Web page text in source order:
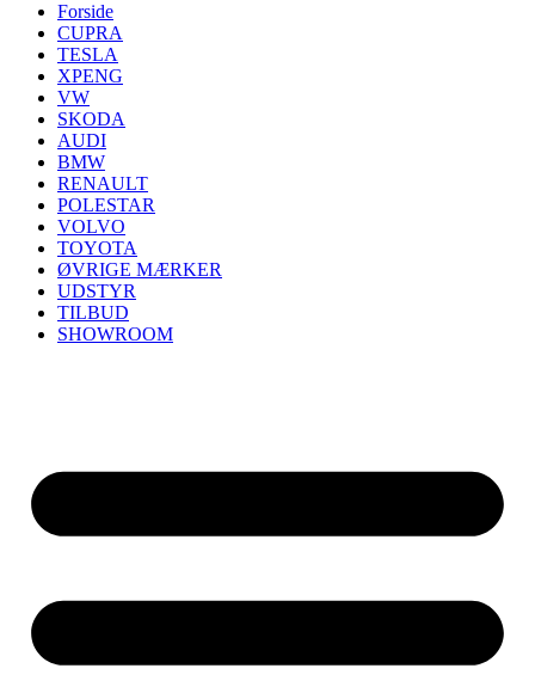
Forside
CUPRA
TESLA
XPENG
VW
SKODA
AUDI
BMW
RENAULT
POLESTAR
VOLVO
TOYOTA
ØVRIGE MÆRKER
UDSTYR
TILBUD
SHOWROOM